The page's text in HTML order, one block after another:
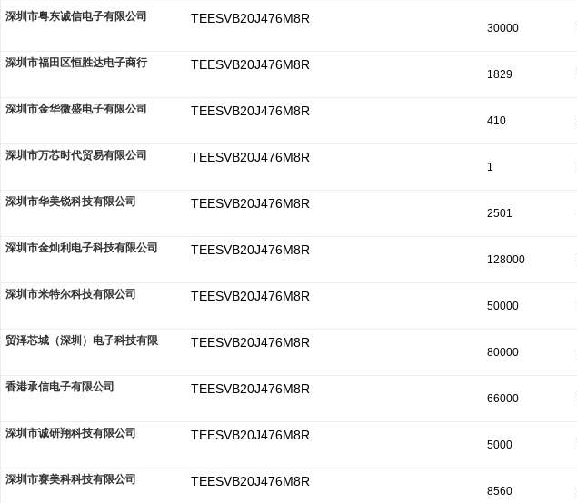
深圳市粤东诚信电子有限公司 TEESVB20J476M8R
30000
深圳市福田区恒胜达电子商行 TEESVB20J476M8R
1829
深圳市金华微盛电子有限公司 TEESVB20J476M8R
410
深圳市万芯时代贸易有限公司
TEESVB20J476M8R
1
深圳市华美锐科技有限公司
TEESVB20J476M8R
2501
深圳市金灿利电子科技有限公司 TEESVB20J476M8R
128000
深圳市米特尔科技有限公司
TEESVB20J476M8R
50000
贸泽芯城（深圳）电子科技有限
TEESVB20J476M8R
80000
香港承信电子有限公司
TEESVB20J476M8R
66000
深圳市诚研翔科技有限公司 TEESVB20J476M8R
5000
深圳市赛美科科技有限公司 TEESVB20J476M8R
8560